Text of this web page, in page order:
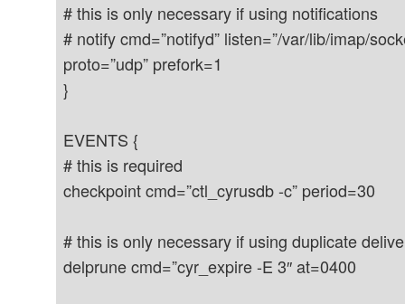
# this is only necessary if using notifications
# notify cmd=”notifyd” listen=”/var/lib/imap/
proto=”udp” prefork=1
}
EVENTS {
# this is required
checkpoint cmd=”ctl_cyrusdb -c” period=30
# this is only necessary if using duplicate
delprune cmd=”cyr_expire -E 3″ at=0400